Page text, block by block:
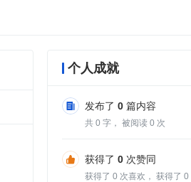
个人成就
发布了 0 篇内容
共 0 字， 被阅读 0 次
获得了 0 次赞同
获得了 0 次喜欢， 获得了 0